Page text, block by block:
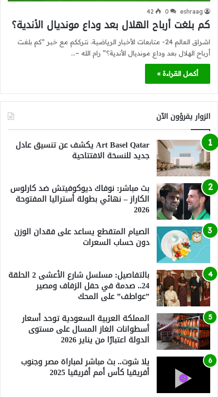
eshraag
0
42
كم بلغت أرباح الهلال بعد وداع مونديال الأندية؟
اشراق العالم 24- متابعات الأخبار الرياضية. نترككم مع خبر “كم بلغت
أرباح الهلال بعد وداع مونديال الأندية؟” رام الله –…
أكمل القراءة »
الزوار يقرؤون الآن
Art Basel Qatar يكشف عن تنسيق عادل
جديد للنسخة الافتتاحية
بث مباشر: نوفاك ديوكوفيتش ضد كارلوس
الكاراز – نهائي بطولة أستراليا المفتوحة
2026
الصيام المتقطع يساعد على فقدان الوزن
دون حساب السعرات
بالتفاصيل: مسلسل شارع الأعشى 2 الحلقة
24.. صدمة في حفل الزفاف ومصير
”عواطف” على المحك
المملكة العربية السعودية توحد أسعار
أسطوانات الغاز المسال على مستوى
الدولة اعتبارًا من يناير 2026
يلا شوت.. بث مباشر لمباراة مصر وجنوب
أفريقيا كأس أمم أفريقيا 2025